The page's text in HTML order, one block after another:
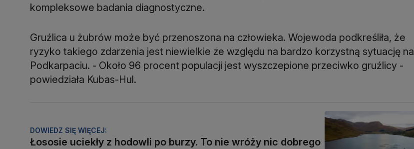
kompleksowe badania diagnostyczne.
Gruźlica u żubrów może być przenoszona na człowieka. Wojewoda podkreśliła, że
ryzyko takiego zdarzenia jest niewielkie ze względu na bardzo korzystną sytuację na
Podkarpaciu. - Około 96 procent populacji jest wyszczepione przeciwko gruźlicy -
powiedziała Kubas-Hul.
DOWIEDZ SIĘ WIĘCEJ:
Łososie uciekły z hodowli po burzy. To nie wróży nic dobrego